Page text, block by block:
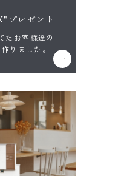
プレゼント
たお客様達の
りました。